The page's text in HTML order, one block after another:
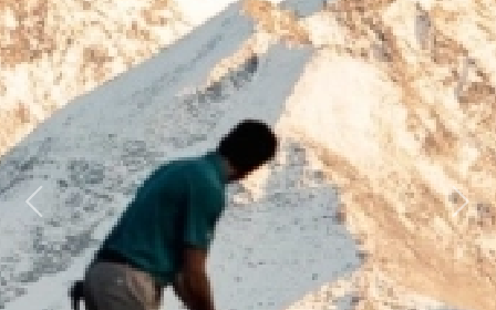
Previous Next